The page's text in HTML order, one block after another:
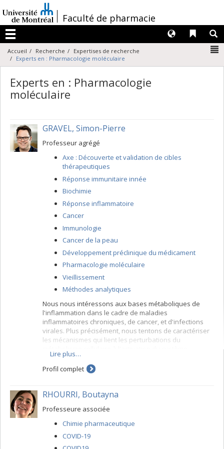
au
contenu
/Faculté de pharmacie
Menu
Liens
Langues
Accueil Recherche
Expertises de recherche
Experts en : Pharmacologie moléculaire
Experts en : Pharmacologie
moléculaire
GRAVEL, Simon-Pierre
Professeur agrégé
Axe : Découverte et validation de cibles
thérapeutiques
Réponse immunitaire innée
Biochimie
Réponse inflammatoire
Cancer
Immunologie
Cancer de la peau
Développement préclinique du médicament
Pharmacologie moléculaire
Vieillissement
Méthodes analytiques
Nous nous intéressons aux bases métaboliques de
l'inflammation dans le cadre de maladies
inflammatoires chroniques, de cancer, et d'infections
virales. Plus précisément, nous tentons de caractériser
les mécanismes qui lient les perturbations du
immunitaire. Notre objectif est d'identifier de nouvelles
cibles thérapeutiques et de concevoir des traitements
orientés vers le métabolisme cellulaire. Au centre de
activated receptor gamma coactivators
PGC-1alpha, PGC-1beta, et PRC. Ces protéines servent
de plateformes moléculaires en interagissant avec des
facteurs de transcription, des protéines impliquées
dans le remodelage de la chromatine, et des facteurs
Lire plus…
Profil complet
RHOURRI, Boutayna
Professeure associée
Chimie pharmaceutique
COVID-19